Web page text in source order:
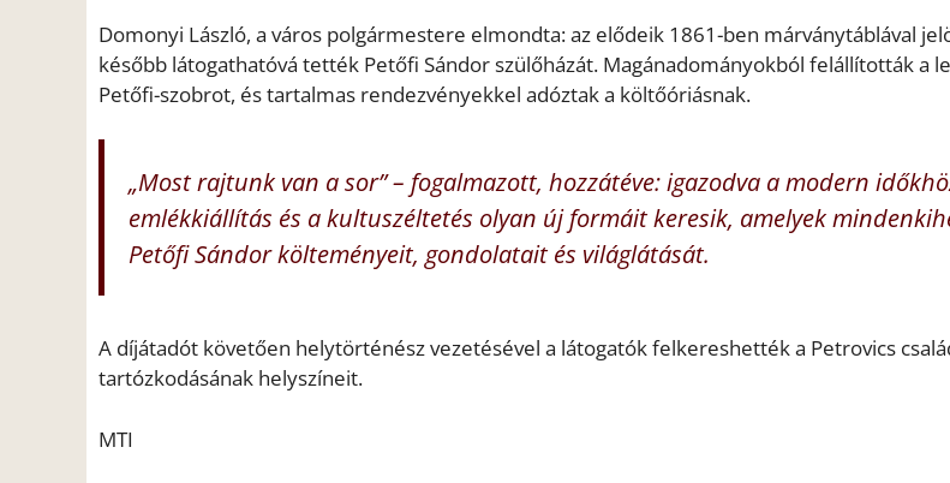
Domonyi László, a város polgármestere elmondta: az elődeik 1861-ben márványtáblával
később látogathatóvá tették Petőfi Sándor szülőházát. Magánadományokból felállították a
Petőfi-szobrot, és tartalmas rendezvényekkel adóztak a költőóriásnak.
„Most rajtunk van a sor” – fogalmazott, hozzátéve: igazodva a modern
emlékkiállítás és a kultuszéltetés olyan új formáit keresik, amelyek
Petőfi Sándor költeményeit, gondolatait és világlátását.
A díjátadót követően helytörténész vezetésével a látogatók felkereshették a Petrovics
tartózkodásának helyszíneit.
MTI